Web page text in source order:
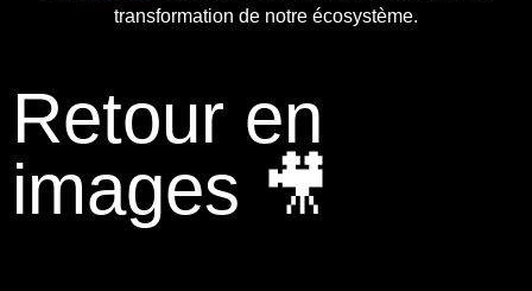
transformation de notre écosystème.
Retour en
images 🎥